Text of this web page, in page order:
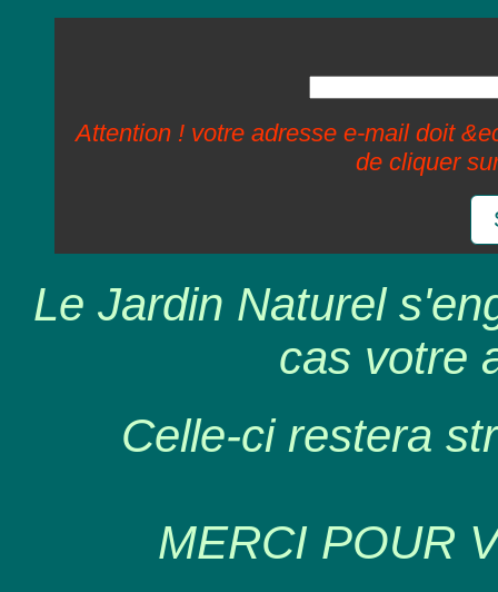
Attention ! votre adresse e-mail doit
de cliquer
Le Jardin Naturel
cas votre
Celle-ci restera
MERCI POUR